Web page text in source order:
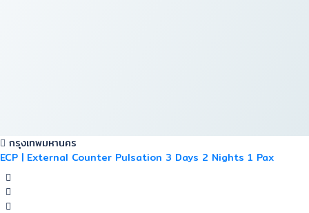
กรุงเทพมหานคร
ECP | External Counter Pulsation 3 Days 2 Nights 1 Pax